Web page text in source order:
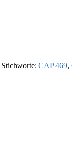
Stichworte: CAP 469,